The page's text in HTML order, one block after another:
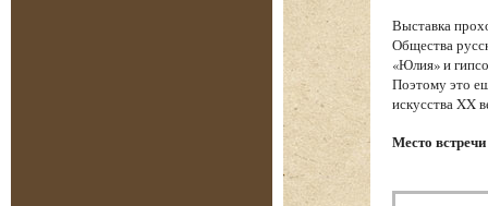
Выставка
Общества
«Юлия» и
Поэтому это
искусства XX
Место